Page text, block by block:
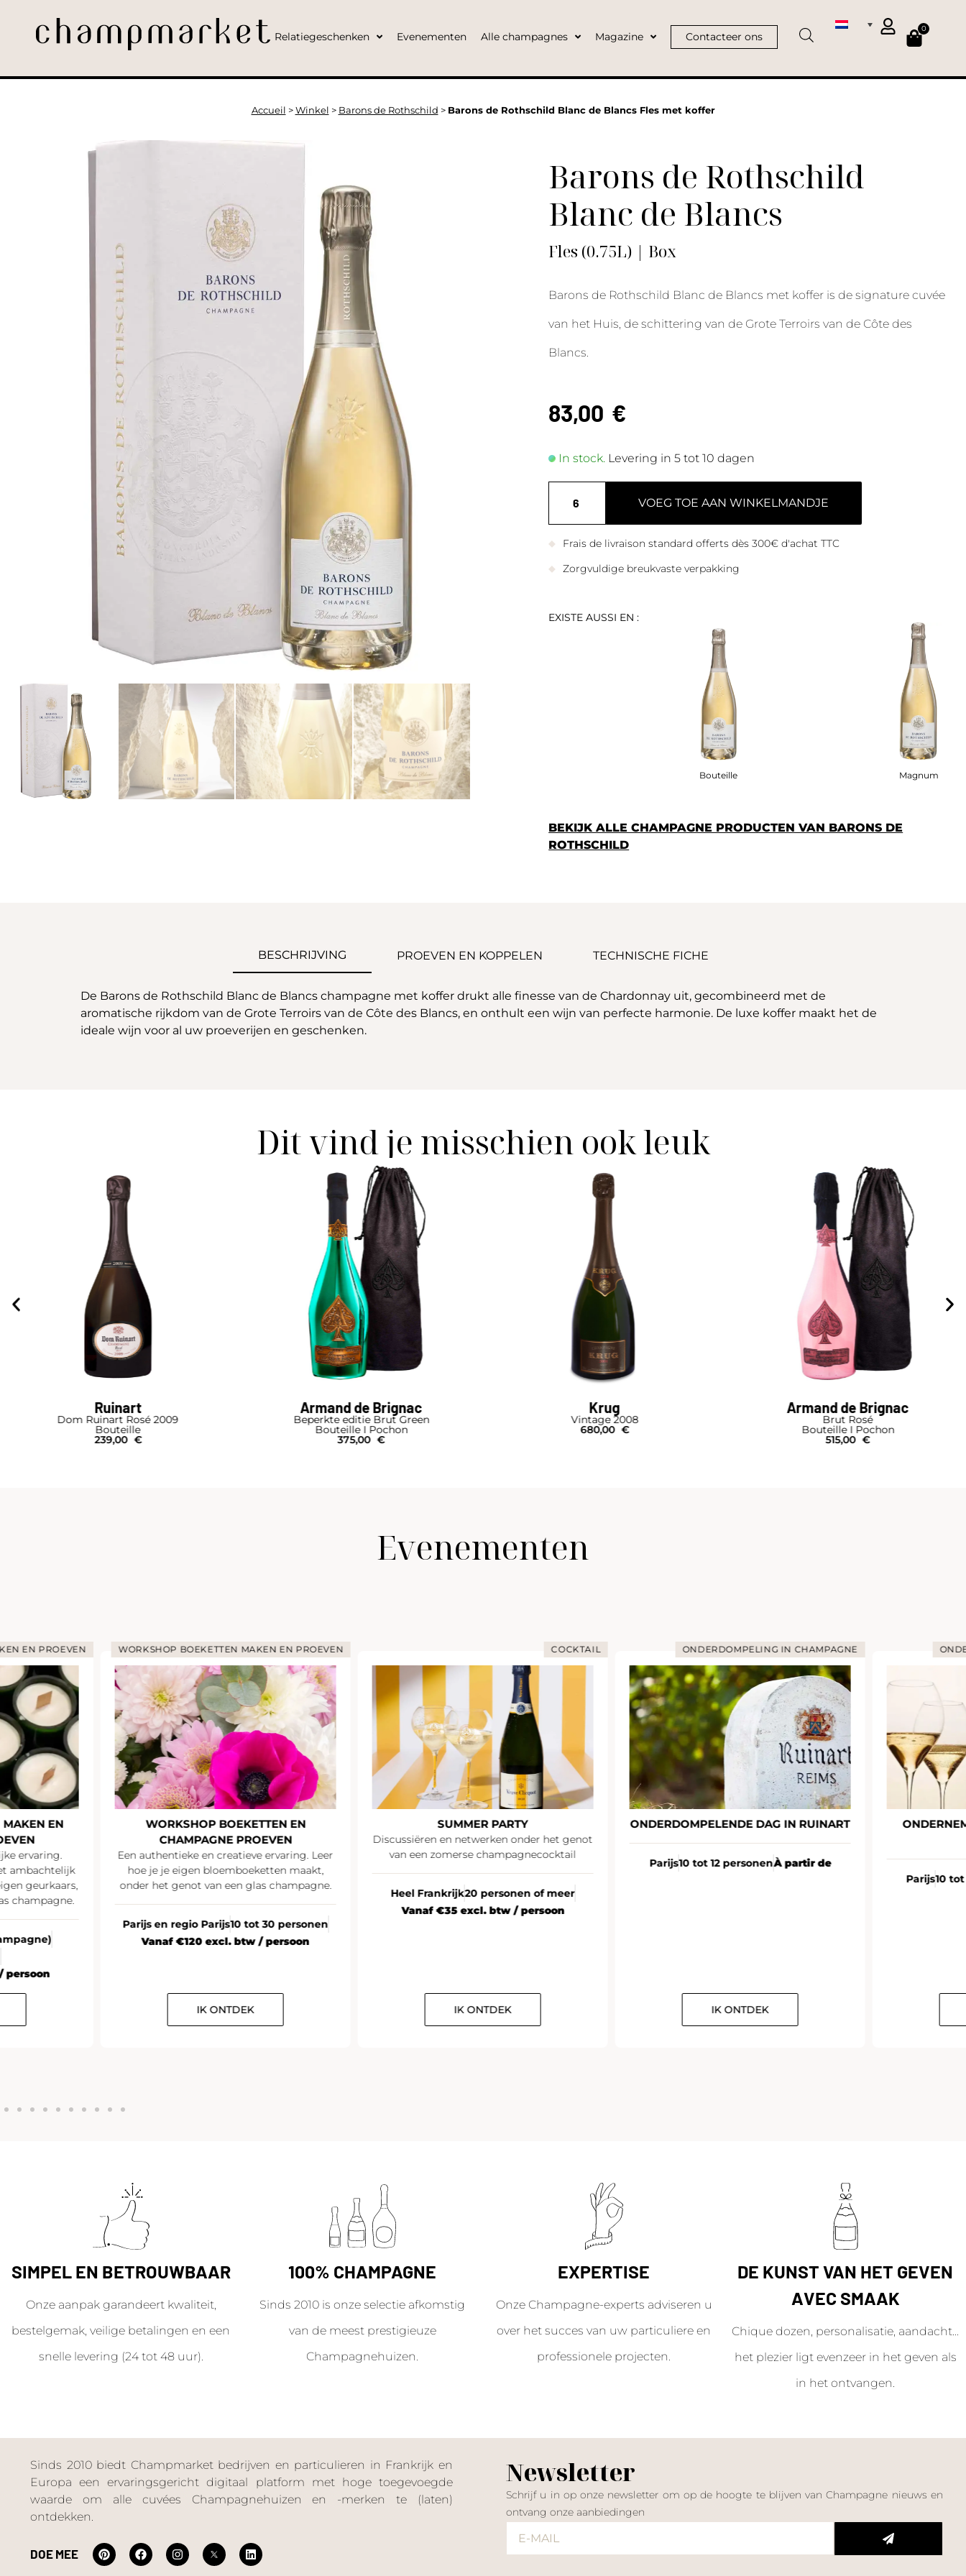
Relatiegeschenken Evenementen Alle champagnes Magazine Contacteer ons
0
Accueil > Winkel > Barons de Rothschild > Barons de Rothschild Blanc de Blancs Fles met koffer
Barons de Rothschild
Blanc de Blancs
Fles (0.75L) | Box
Barons de Rothschild Blanc de Blancs met koffer is de signature cuvée
van het Huis, de schittering van de Grote Terroirs van de Côte des
Blancs.
83,00 €
In stock. Levering in 5 tot 10 dagen
VOEG TOE AAN WINKELMANDJE
Frais de livraison standard offerts dès 300€ d'achat TTC
Zorgvuldige breukvaste verpakking
EXISTE AUSSI EN :
Bouteille Magnum
BEKIJK ALLE CHAMPAGNE PRODUCTEN VAN BARONS DE
ROTHSCHILD
BESCHRIJVING PROEVEN EN KOPPELEN TECHNISCHE FICHE
De Barons de Rothschild Blanc de Blancs champagne met koffer drukt alle finesse van de Chardonnay uit, gecombineerd met de
aromatische rijkdom van de Grote Terroirs van de Côte des Blancs, en onthult een wijn van perfecte harmonie. De luxe koffer maakt het de
ideale wijn voor al uw proeverijen en geschenken.
Dit vind je misschien ook leuk
Ruinart
Dom Ruinart Rosé 2009
Bouteille
239,00 €
Armand de Brignac
Beperkte editie Brut Green
Bouteille I Pochon
375,00 €
Krug
Vintage 2008
680,00 €
Armand de Brignac
Brut Rosé
Bouteille I Pochon
515,00 €
Evenementen
EN PROEVEN
EN
ervaring.
ambachtelijk
geurkaars,
champagne.
persoon
WORKSHOP BOEKETTEN MAKEN EN PROEVEN
WORKSHOP BOEKETTEN EN
CHAMPAGNE PROEVEN
Een authentieke en creatieve ervaring. Leer
hoe je je eigen bloemboeketten maakt,
onder het genot van een glas champagne.
Parijs en regio Parijs10 tot 30 personen
Vanaf €120 excl. btw / persoon
IK ONTDEK
COCKTAIL
SUMMER PARTY
Discussiëren en netwerken onder het genot
van een zomerse champagnecocktail
Heel Frankrijk20 personen of meer
Vanaf €35 excl. btw / persoon
IK ONTDEK
ONDERDOMPELING IN CHAMPAGNE
ONDERDOMPELENDE DAG IN RUINART
Parijs10 tot 12 personenÀ partir de
IK ONTDEK
Parijs10
SIMPEL EN BETROUWBAAR
Onze aanpak garandeert kwaliteit,
bestelgemak, veilige betalingen en een
snelle levering (24 tot 48 uur).
100% CHAMPAGNE
Sinds 2010 is onze selectie afkomstig
van de meest prestigieuze
Champagnehuizen.
EXPERTISE
Onze Champagne-experts adviseren u
over het succes van uw particuliere en
professionele projecten.
DE KUNST VAN HET GEVEN
AVEC SMAAK
Chique dozen, personalisatie, aandacht...
het plezier ligt evenzeer in het geven als
in het ontvangen.
Sinds 2010 biedt Champmarket bedrijven en particulieren in Frankrijk en
Europa een ervaringsgericht digitaal platform met hoge toegevoegde
waarde om alle cuvées Champagnehuizen en -merken te (laten)
ontdekken.
DOE MEE
Newsletter
Schrijf u in op onze newsletter om op de hoogte te blijven van Champagne nieuws en
ontvang onze aanbiedingen